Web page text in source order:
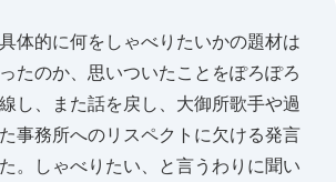
体的に何をしゃべりたいかの題材は
たのか、思いついたことをぽろぽろ
し、また話を戻し、大御所歌手や過
事務所へのリスペクトに欠ける発言
。しゃべりたい、と言うわりに聞い